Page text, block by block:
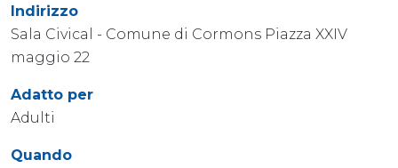
Indirizzo
Sala Civical - Comune di Cormons Piazza XXIV
maggio 22
Adatto per
Adulti
Quando